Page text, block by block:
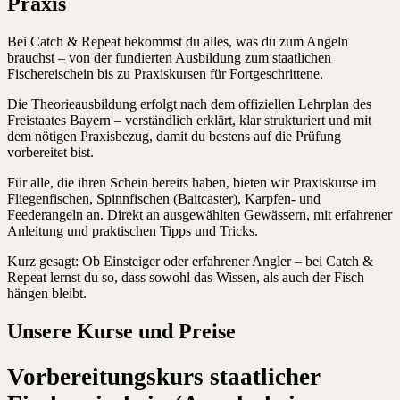
Bei Catch & Repeat bekommst du alles, was du zum Angeln
brauchst – von der fundierten Ausbildung zum staatlichen
Fischereischein bis zu Praxiskursen für Fortgeschrittene.
Die Theorieausbildung erfolgt nach dem offiziellen Lehrplan des
Freistaates Bayern – verständlich erklärt, klar strukturiert und mit
dem nötigen Praxisbezug, damit du bestens auf die Prüfung
vorbereitet bist.
Für alle, die ihren Schein bereits haben, bieten wir Praxiskurse im
Fliegenfischen, Spinnfischen (Baitcaster), Karpfen- und
Feederangeln an. Direkt an ausgewählten Gewässern, mit erfahrener
Anleitung und praktischen Tipps und Tricks.
Kurz gesagt: Ob Einsteiger oder erfahrener Angler – bei Catch &
Repeat lernst du so, dass sowohl das Wissen, als auch der Fisch
hängen bleibt.
Unsere Kurse und Preise
Vorbereitungskurs staatlicher